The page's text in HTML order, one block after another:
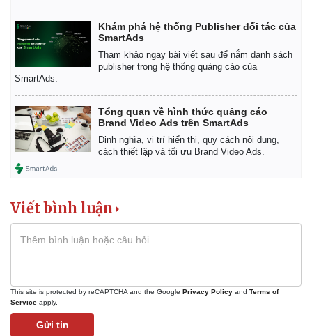
Giá cà phê
Khám phá hệ thống Publisher đối tác của
SmartAds
Tham khảo ngay bài viết sau để nắm danh sách
publisher trong hệ thống quảng cáo của
SmartAds.
Tổng quan về hình thức quảng cáo
Brand Video Ads trên SmartAds
Định nghĩa, vị trí hiển thị, quy cách nội dung,
cách thiết lập và tối ưu Brand Video Ads.
Viết bình luận
This site is protected by reCAPTCHA and the Google Privacy Policy and Terms of
Service apply.
Gửi tin